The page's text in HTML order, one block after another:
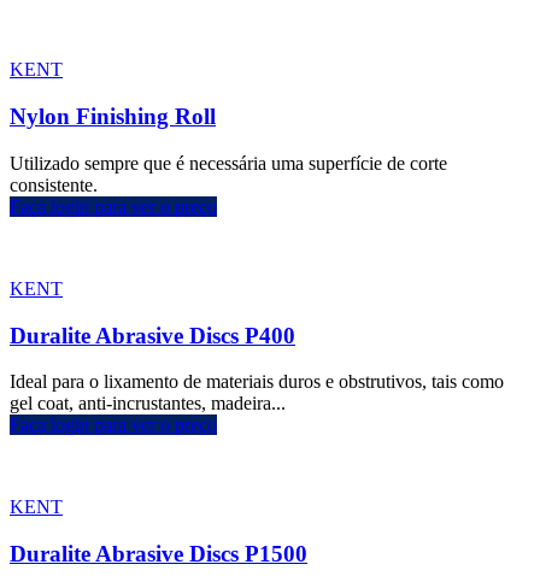
KENT
Nylon Finishing Roll
Utilizado sempre que é necessária uma superfície de corte
consistente.
Faça login para ver o preço
KENT
Duralite Abrasive Discs P400
Ideal para o lixamento de materiais duros e obstrutivos, tais como
gel coat, anti-incrustantes, madeira...
Faça login para ver o preço
KENT
Duralite Abrasive Discs P1500